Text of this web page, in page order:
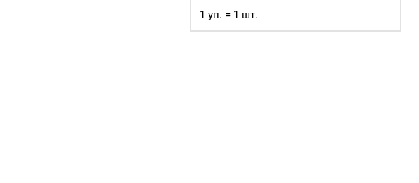
уп.10
шт,
1 уп. = 1 шт.